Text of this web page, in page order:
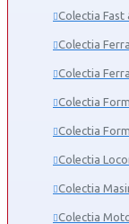
Colectia Fast
Colectia
Colectia
Colectia
Colectia
Colectia
Colectia
Colectia